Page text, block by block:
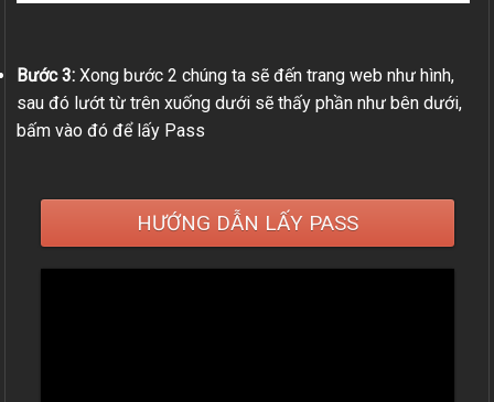
Bước 3: Xong bước 2 chúng ta sẽ đến trang web như hình,
sau đó lướt từ trên xuống dưới sẽ thấy phần như bên dưới,
bấm vào đó để lấy Pass
HƯỚNG DẪN LẤY PASS